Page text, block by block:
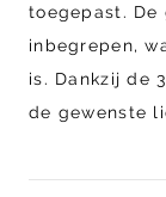
toegepast. De
inbegrepen,
is. Dankzij de
de gewenste
kabel, zodat